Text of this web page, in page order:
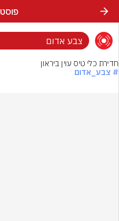
פוסט
צבע אדום
חדירת כלי טיס עוין ביראון
# צבע_אדום